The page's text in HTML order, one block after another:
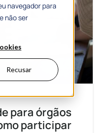
navegador para
não ser
Recusar
para órgãos
participar